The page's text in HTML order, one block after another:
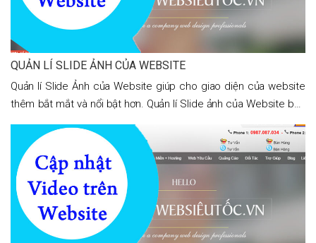
QUẢN LÍ SLIDE ẢNH CỦA WEBSITE
Quản lí Slide Ảnh của Website giúp cho giao diện của website
thêm bắt mắt và nổi bật hơn. Quản lí Slide ảnh của Website bạn
chỉ cần làm theo các bước sau đây: Thêm mới slide, Chỉnh